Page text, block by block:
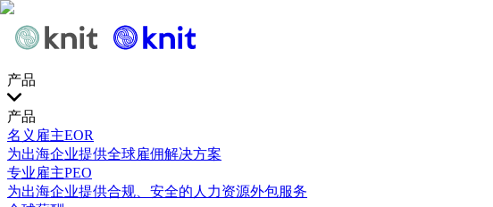
产品
产品
名义雇主EOR
为出海企业提供全球雇佣解决方案
专业雇主PEO
为出海企业提供合规、安全的人力资源外包服务